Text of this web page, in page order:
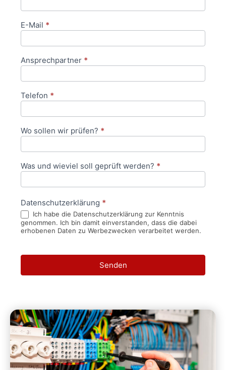
E-Mail *
Ansprechpartner *
Telefon *
Wo sollen wir prüfen? *
Was und wieviel soll geprüft werden? *
Datenschutzerklärung *
Ich habe die Datenschutzerklärung zur Kenntnis
genommen. Ich bin damit einverstanden, dass die dabei
erhobenen Daten zu Werbezwecken verarbeitet werden.
Senden